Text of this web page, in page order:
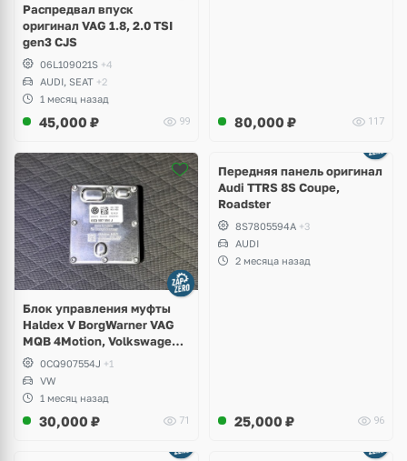
Распредвал впуск
оригинал VAG 1.8, 2.0 TSI
gen3 CJS
06L109021S +4
AUDI, SEAT +2
1 месяц назад
45,000 ₽ 99 80,000 ₽ 117
Блок управления муфты
Haldex V BorgWarner VAG
MQB 4Motion, Volkswagen
Tiguan
0CQ907554J +1
VW
1 месяц назад
30,000 ₽ 71
2 фото
Передняя панель оригинал
Audi TTRS 8S Coupe,
Roadster
8S7805594A +3
AUDI
2 месяца назад
25,000 ₽ 96